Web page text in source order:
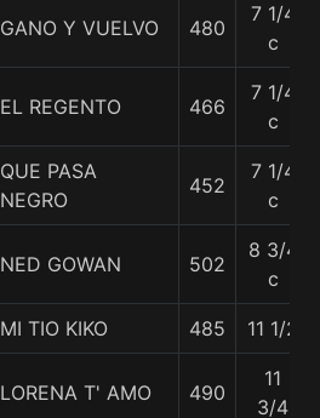
GANO Y VUELVO 480
7 1/4
c
EL REGENTO 466
7 1/4
c
QUE PASA
NEGRO
452
7 1/4
c
NED GOWAN 502
8 3/4
c
MI TIO KIKO 485 11 1/2
LORENA T' AMO 490
11
3/4